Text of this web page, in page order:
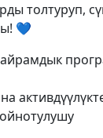
толтуруп,
💙